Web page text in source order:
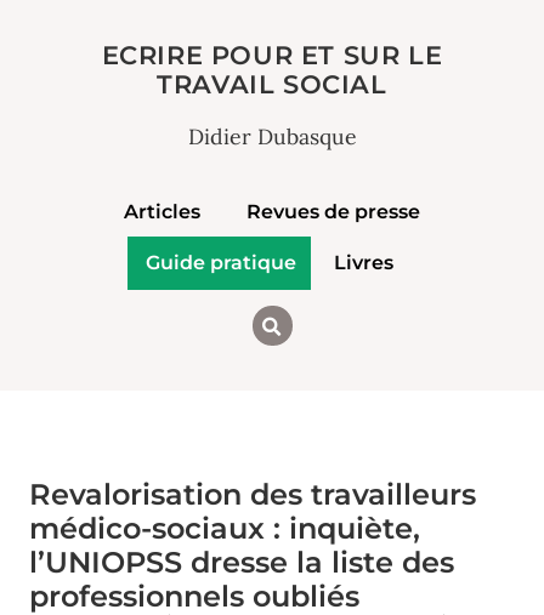
ECRIRE POUR ET SUR LE
TRAVAIL SOCIAL
Didier Dubasque
Articles Revues de presse
Guide pratique Livres
Revalorisation des travailleurs
médico-sociaux : inquiète,
l’UNIOPSS dresse la liste des
professionnels oubliés